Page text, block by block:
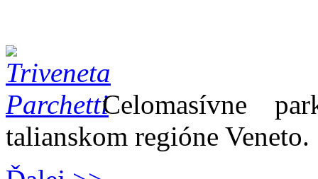
Celomasívne
talianskom regióne Veneto.